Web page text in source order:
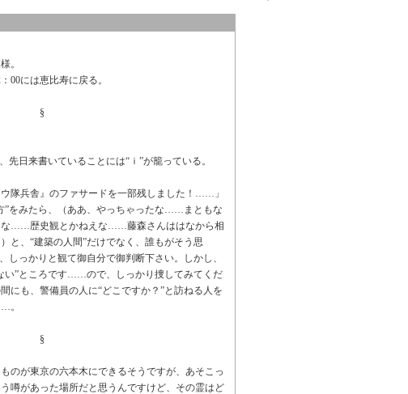
。
00には恵比寿に戻る。
先日来書いていることには“ｉ”が籠っている。
隊兵舎』のファサードを一部残しました！……」
”をみたら、（ああ、やっちゃったな……まともな
な……歴史観とかねえな……藤森さんははなから相
、“建築の人間”だけでなく、誰もがそう思
しっかりと観て御自分で御判断下さい。しかし、
い”ところです……ので、しっかり捜してみてくだ
にも、警備員の人に“どこですか？”と訪ねる人を
。
のが東京の六本木にできるそうですが、あそこっ
噂があった場所だと思うんですけど、その霊はど